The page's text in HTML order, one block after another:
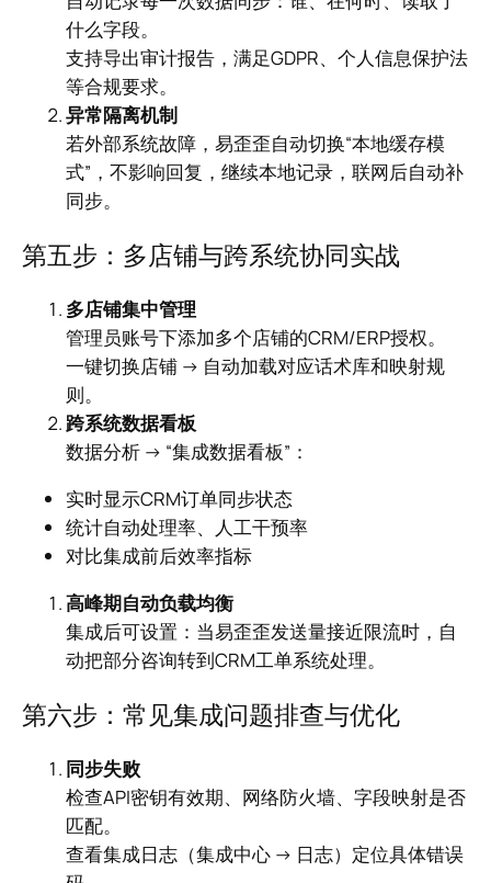
什么字段。
支持导出审计报告，满足GDPR、个人信息保护法
等合规要求。
异常隔离机制
若外部系统故障，易歪歪自动切换“本地缓存模
式”，不影响回复，继续本地记录，联网后自动补
同步。
第五步：多店铺与跨系统协同实战
多店铺集中管理
管理员账号下添加多个店铺的CRM/ERP授权。
一键切换店铺 → 自动加载对应话术库和映射规
则。
跨系统数据看板
数据分析 → “集成数据看板”：
实时显示CRM订单同步状态
统计自动处理率、人工干预率
对比集成前后效率指标
高峰期自动负载均衡
集成后可设置：当易歪歪发送量接近限流时，自
动把部分咨询转到CRM工单系统处理。
第六步：常见集成问题排查与优化
同步失败
检查API密钥有效期、网络防火墙、字段映射是否
匹配。
查看集成日志（集成中心 → 日志）定位具体错误